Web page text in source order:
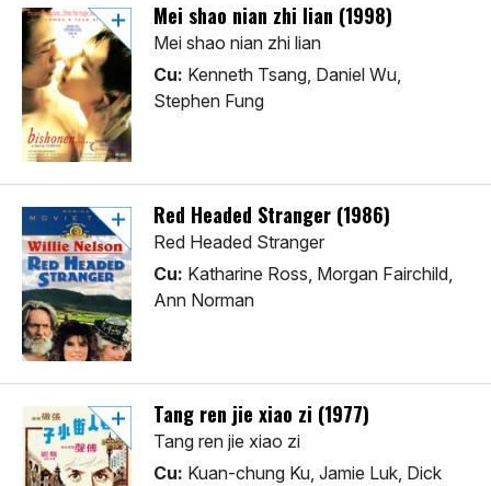
Mei shao nian zhi lian (1998)
Mei shao nian zhi lian
Cu: Kenneth Tsang, Daniel Wu,
Stephen Fung
Red Headed Stranger (1986)
Red Headed Stranger
Cu: Katharine Ross, Morgan Fairchild,
Ann Norman
Tang ren jie xiao zi (1977)
Tang ren jie xiao zi
Cu: Kuan-chung Ku, Jamie Luk, Dick